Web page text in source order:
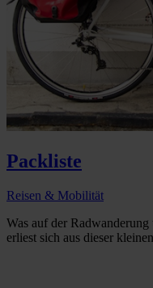
Packliste
Reisen & Mobilität
Was auf der
erliest sich aus dieser